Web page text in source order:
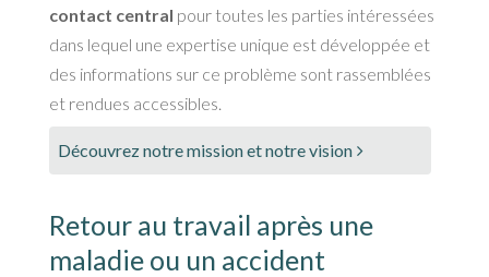
contact central pour toutes les parties intéressées
dans lequel une expertise unique est développée et
des informations sur ce problème sont rassemblées
et rendues accessibles.
Découvrez notre mission et notre vision
Retour au travail après une
maladie ou un accident